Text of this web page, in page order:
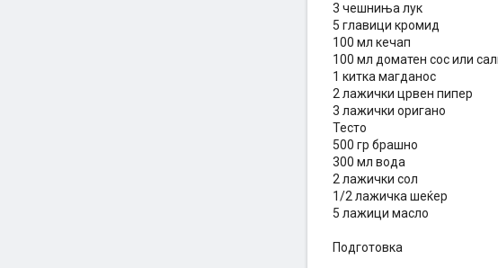
3 чешниња лук
5 главици кромид
100 мл кечап
100 мл доматен сос или
1 китка магданос
2 лажички црвен пипер
3 лажички оригано
Тесто
500 гр брашно
300 мл вода
2 лажички сол
1/2 лажичка шеќер
5 лажици масло
Подготовка